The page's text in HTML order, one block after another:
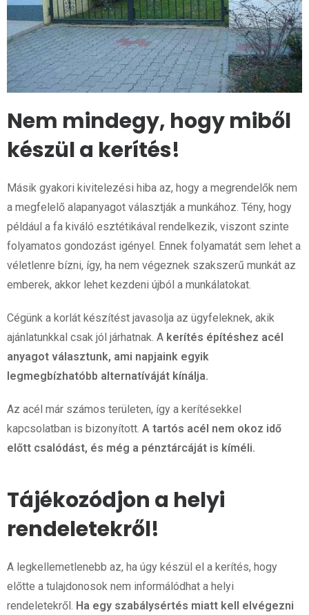
Nem mindegy, hogy miből
készül a kerítés!
Másik gyakori kivitelezési hiba az, hogy a megrendelők nem
a megfelelő alapanyagot választják a munkához. Tény, hogy
például a fa kiváló esztétikával rendelkezik, viszont szinte
folyamatos gondozást igényel. Ennek folyamatát sem lehet a
véletlenre bízni, így, ha nem végeznek szakszerű munkát az
emberek, akkor lehet kezdeni újból a munkálatokat.
Cégünk a korlát készítést javasolja az ügyfeleknek, akik
ajánlatunkkal csak jól járhatnak. A kerítés építéshez acél
anyagot választunk, ami napjaink egyik
legmegbízhatóbb alternatíváját kínálja.
Az acél már számos területen, így a kerítésekkel
kapcsolatban is bizonyított. A tartós acél nem okoz idő
előtt csalódást, és még a pénztárcáját is kíméli.
Tájékozódjon a helyi
rendeletekről!
A legkellemetlenebb az, ha úgy készül el a kerítés, hogy
előtte a tulajdonosok nem informálódhat a helyi
rendeletekről. Ha egy szabálysértés miatt kell elvégezni